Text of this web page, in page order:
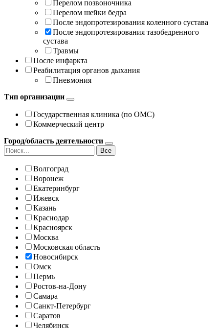
Перелом позвоночника
Перелом шейки бедра
После эндопротезирования коленного сустава
После эндопротезирования тазобедренного
сустава
Травмы
После инфаркта
Реабилитация органов дыхания
Пневмония
Тип организации
Государственная клиника (по ОМС)
Коммерческий центр
Город/область деятельности
Все
Волгоград
Воронеж
Екатеринбург
Ижевск
Казань
Краснодар
Красноярск
Москва
Московская область
Новосибирск
Омск
Пермь
Ростов-на-Дону
Самара
Санкт-Петербург
Саратов
Челябинск